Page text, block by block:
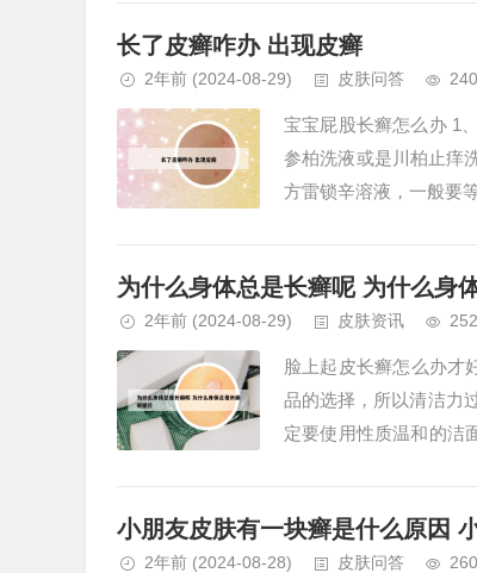
长了皮癣咋办 出现皮癣
2年前 (2024-08-29) 皮肤问答 240
宝宝屁股长癣怎么办 1
参柏洗液或是川柏止痒
方雷锁辛溶液，一般要
为什么身体总是长癣呢 为什么身
2年前 (2024-08-29) 皮肤资讯 252
脸上起皮长癣怎么办才
品的选择，所以清洁力
定要使用性质温和的洁
小朋友皮肤有一块癣是什么原因
2年前 (2024-08-28) 皮肤问答 260